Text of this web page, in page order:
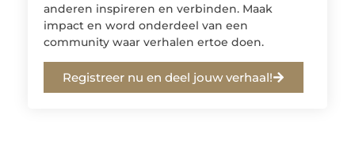
anderen inspireren en verbinden. Maak
impact en word onderdeel van een
community waar verhalen ertoe doen.
Registreer nu en deel jouw verhaal!